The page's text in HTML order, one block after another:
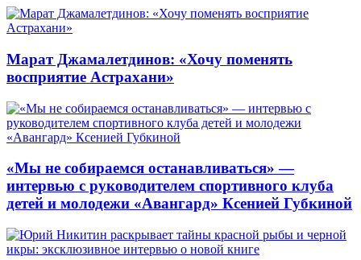
Марат Джамалетдинов: «Хочу поменять
восприятие Астрахани»
«Мы не собираемся останавливаться» —
интервью с руководителем спортивного клуба
детей и молодежи «Авангард» Ксенией Губкиной